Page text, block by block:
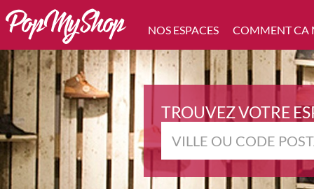
NOS ESPACES COMMENT CA
TROUVEZ VOTRE